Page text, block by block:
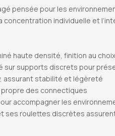
pensée pour les
concentration individuelle et
haute densité, finition au choix
sur supports discrets pour
assurant stabilité et légèreté
propre des connectiques
accompagner les
ses roulettes discrètes